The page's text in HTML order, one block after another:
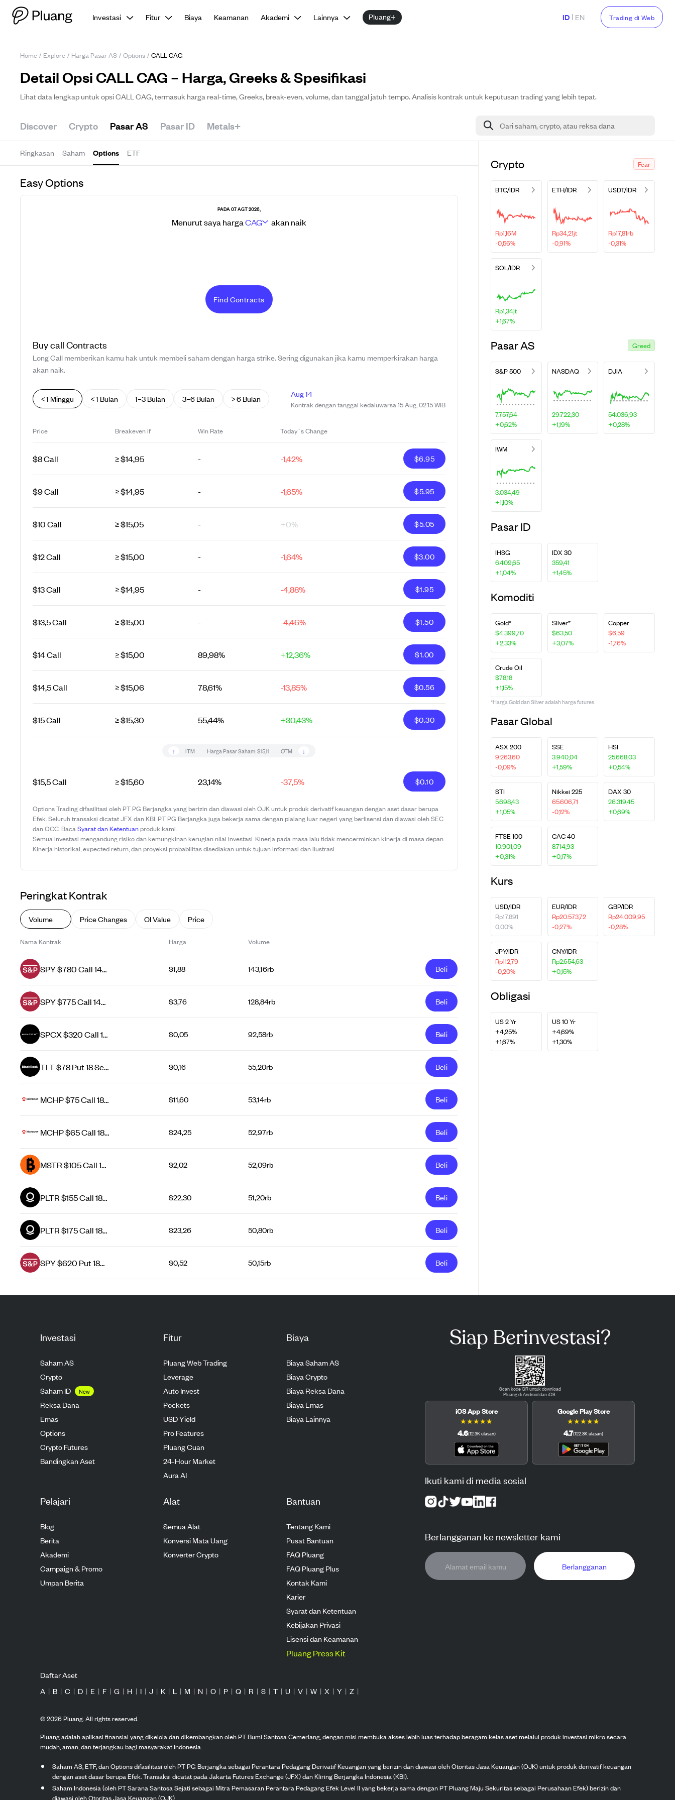
Investasi Fitur Biaya Keamanan Akademi Lainnya Pluang+ ID | EN Trading di Web
Home / Explore / Harga Pasar AS / Options / CALL CAG
Detail Opsi CALL CAG – Harga, Greeks & Spesifikasi
Lihat data lengkap untuk opsi CALL CAG, termasuk harga real-time, Greeks, break-even, volume, dan tanggal jatuh tempo. Analisis kontrak untuk keputusan trading yang lebih tepat.
Discover Crypto Pasar AS Pasar ID Metals+ Cari saham, crypto, atau reksa dana
Ringkasan Saham Options ETF
Easy Options
PADA 07 AGT 2026,
Menurut saya hargaCAG akan naik
Find Contracts
Buycall Contracts
Long Call memberikan kamu hak untuk membeli saham dengan harga strike. Sering digunakan jika kamu memperkirakan harga
akan naik.
< 1 Minggu < 1 Bulan 1–3 Bulan 3–6 Bulan > 6 Bulan Aug 14
Kontrak dengan tanggal kedaluwarsa 15 Aug, 02:15 WIB
Price Breakeven if Win Rate Today`s Change
$8 Call ≥ $14,95 - -1,42% $6.95
$9 Call ≥ $14,95 - -1,65% $5.95
$10 Call ≥ $15,05 - +0% $5.05
$12 Call ≥ $15,00 - -1,64% $3.00
$13 Call ≥ $14,95 - -4,88% $1.95
$13,5 Call ≥ $15,00 - -4,46% $1.50
$14 Call ≥ $15,00 89,98% +12,36% $1.00
$14,5 Call ≥ $15,06 78,61% -13,85% $0.56
$15 Call ≥ $15,30 55,44% +30,43% $0.30
↑ ITM Harga Pasar Saham:$15,11 OTM ↓
$15,5 Call ≥ $15,60 23,14% -37,5% $0.10
Options Trading difasilitasi oleh PT PG Berjangka yang berizin dan diawasi oleh OJK untuk produk derivatif keuangan dengan aset dasar berupa
Efek. Seluruh transaksi dicatat JFX dan KBI. PT PG Berjangka juga bekerja sama dengan pialang luar negeri yang berlisensi dan diawasi oleh SEC
dan OCC. BacaSyarat dan Ketentuanproduk kami.
Semua investasi mengandung risiko dan kemungkinan kerugian nilai investasi. Kinerja pada masa lalu tidak mencerminkan kinerja di masa depan.
Kinerja historikal, expected return, dan proyeksi probabilitas disediakan untuk tujuan informasi dan ilustrasi.
Peringkat Kontrak
Volume Price Changes OI Value Price
Nama Kontrak Harga Volume
SPY $780 Call 14
$1,88 143,16rb Beli
SPY $775 Call 14
$3,76 128,84rb Beli
SPCX $320 Call 14
$0,05 92,58rb Beli
TLT $78 Put 18 Sep
$0,16 55,20rb Beli
MCHP $75 Call 18
$11,60 53,14rb Beli
MCHP $65 Call 18
$24,25 52,97rb Beli
MSTR $105 Call 14
$2,02 52,09rb Beli
PLTR $155 Call 18
$22,30 51,20rb Beli
PLTR $175 Call 18
$23,26 50,80rb Beli
SPY $620 Put 18
$0,52 50,15rb Beli
Crypto Fear
BTC/IDR
Rp1,16M
-0,56%
ETH/IDR
Rp34,21jt
-0,91%
USDT/IDR
Rp17,81rb
-0,31%
SOL/IDR
Rp1,34jt
+1,67%
Pasar AS Greed
S&P 500
7.757,64
+0,62%
NASDAQ
29.722,30
+1,19%
DJIA
54.036,93
+0,28%
IWM
3.034,49
+1,10%
Pasar ID
IHSG
6.409,65
+1,04%
IDX 30
359,41
+1,45%
Komoditi
Gold*
$4.399,70
+2,33%
Silver*
$63,50
+3,07%
Copper
$6,59
-1,76%
Crude Oil
$78,18
+1,15%
*Harga Gold dan Silver adalah harga futures.
Pasar Global
ASX 200
9.263,60
-0,09%
SSE
3.940,04
+1,59%
HSI
25.668,03
+0,54%
STI
5.698,43
+1,05%
Nikkei 225
65.606,71
-0,12%
DAX 30
26.319,45
+0,69%
FTSE 100
10.901,09
+0,31%
CAC 40
8.714,93
+0,17%
Kurs
USD/IDR
Rp17.891
0,00%
EUR/IDR
Rp20.573,72
-0,27%
GBP/IDR
Rp24.009,95
-0,28%
JPY/IDR
Rp112,79
-0,20%
CNY/IDR
Rp2.654,63
+0,15%
Obligasi
US 2 Yr
+4,25%
+1,67%
US 10 Yr
+4,69%
+1,30%
Investasi
Saham AS
Crypto
Saham ID
New
Reksa Dana
Emas
Options
Crypto Futures
Bandingkan Aset
Fitur
Pluang Web Trading
Leverage
Auto Invest
Pockets
USD Yield
Pro Features
Pluang Cuan
24-Hour Market
Aura AI
Biaya
Biaya Saham AS
Biaya Crypto
Biaya Reksa Dana
Biaya Emas
Biaya Lainnya
Pelajari
Blog
Berita
Akademi
Campaign & Promo
Umpan Berita
Alat
Semua Alat
Konversi Mata Uang
Konverter Crypto
Bantuan
Tentang Kami
Pusat Bantuan
FAQ Pluang
FAQ Pluang Plus
Kontak Kami
Karier
Syarat dan Ketentuan
Kebijakan Privasi
Lisensi dan Keamanan
Pluang Press Kit
Siap Berinvestasi?
Scan kode QR untuk download
Pluang di Android dan iOS.
iOS App Store
★★★★★
4.6(12.3Kulasan)
Google Play Store
★★★★★
4.7(122.3Kulasan)
Ikuti kami di media sosial
Berlangganan ke newsletter kami
Berlangganan
Daftar Aset
A | B | C | D | E | F | G | H | I | J | K | L | M | N | O | P | Q | R | S | T | U | V | W | X | Y | Z |
©2026Pluang. All rights reserved.
Pluang adalah aplikasi finansial yang dikelola dan dikembangkan oleh PT Bumi Santosa Cemerlang, dengan misi membuka akses lebih luas terhadap beragam kelas aset melalui produk investasi mikro secara
mudah, aman, dan terjangkau bagi masyarakat Indonesia.
Saham AS, ETF, dan Options difasilitasi oleh PT PG Berjangka sebagai Perantara Pedagang Derivatif Keuangan yang berizin dan diawasi oleh Otoritas Jasa Keuangan (OJK) untuk produk derivatif keuangan
dengan aset dasar berupa Efek. Transaksi dicatat pada Jakarta Futures Exchange (JFX) dan Kliring Berjangka Indonesia (KBI).
Saham Indonesia (oleh PT Sarana Santosa Sejati sebagai Mitra Pemasaran Perantara Pedagang Efek Level II yang bekerja sama dengan PT Pluang Maju Sekuritas sebagai Perusahaan Efek) berizin dan
diawasi oleh Otoritas Jasa Keuangan (OJK).